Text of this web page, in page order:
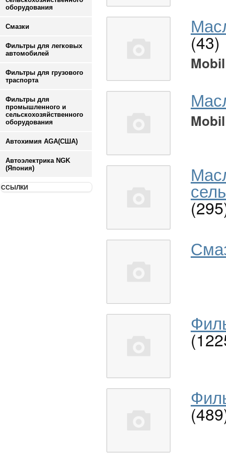
оборудования
Смазки
Фильтры для легковых
автомобилей
Фильтры для грузового
траспорта
Фильтры для
промышленного и
сельскохозяйственного
оборудования
Автохимия AGA(США)
Автоэлектрика NGK
(Япония)
ССЫЛКИ
(43)
Mobil
Mobil